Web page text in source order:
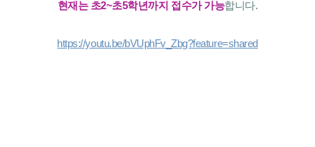
현재는 초2~초5학년까지 접수가 가능합니다.
https://youtu.be/bVUphFv_Zbg?feature=shared